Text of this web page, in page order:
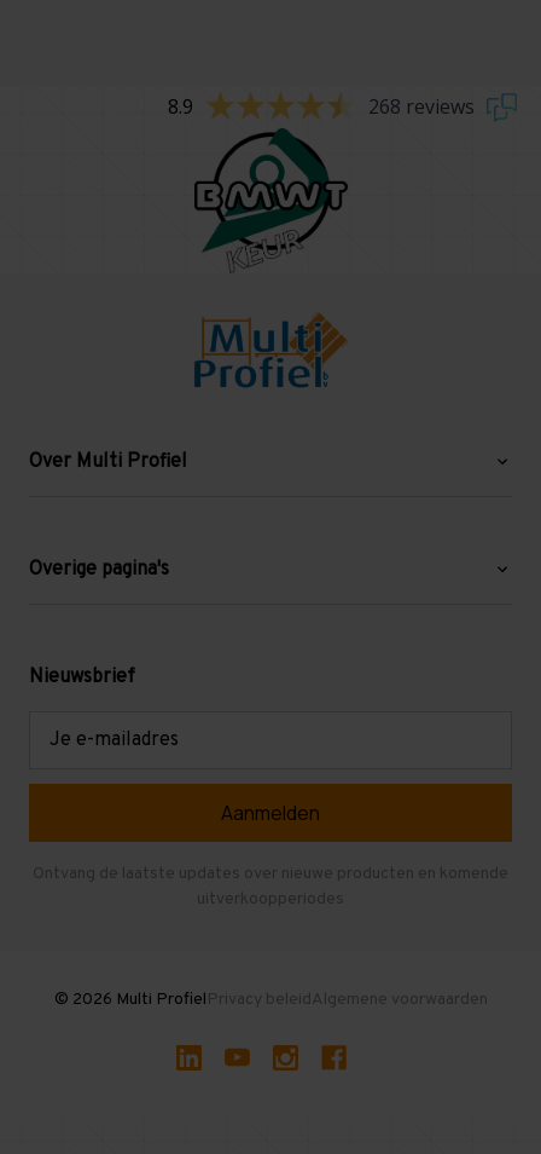
8.9 268 reviews
Over Multi Profiel
Blog
Levering en afhalen
Overige pagina's
Mezzanine
Gebruikte entresolvloeren
Nieuwsbrief
Ontvang de laatste updates over nieuwe producten en komende
uitverkoopperiodes
© 2026 Multi ProfielPrivacy beleidAlgemene voorwaarden